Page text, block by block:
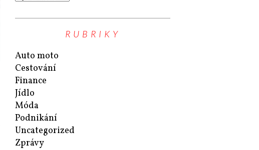
RUBRIKY
Auto moto
Cestování
Finance
Jídlo
Móda
Podnikání
Uncategorized
Zprávy